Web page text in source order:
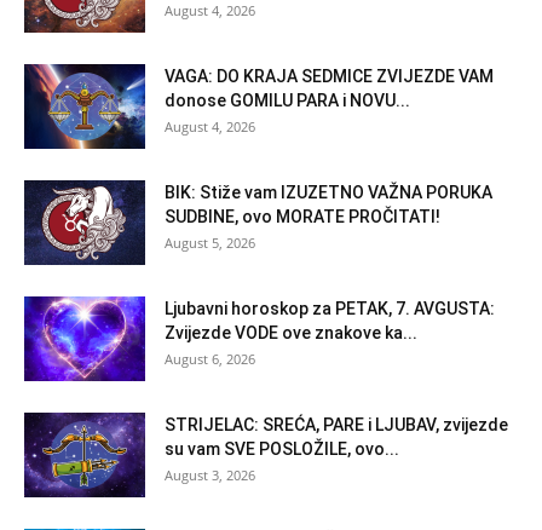
August 4, 2026
VAGA: DO KRAJA SEDMICE ZVIJEZDE VAM
donose GOMILU PARA i NOVU...
August 4, 2026
BIK: Stiže vam IZUZETNO VAŽNA PORUKA
SUDBINE, ovo MORATE PROČITATI!
August 5, 2026
Ljubavni horoskop za PETAK, 7. AVGUSTA:
Zvijezde VODE ove znakove ka...
August 6, 2026
STRIJELAC: SREĆA, PARE i LJUBAV, zvijezde
su vam SVE POSLOŽILE, ovo...
August 3, 2026